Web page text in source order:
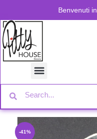
Benvenuti in
-41%